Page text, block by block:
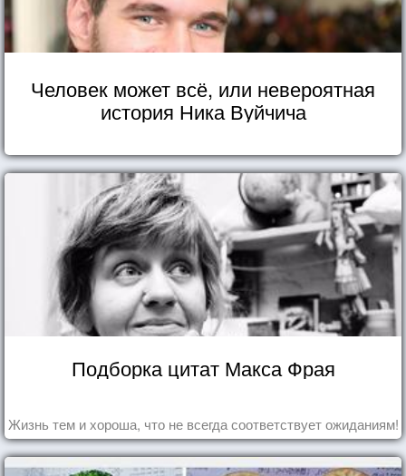
Человек может всё, или невероятная
история Ника Вуйчича
Подборка цитат Макса Фрая
Жизнь тем и хороша, что не всегда соответствует ожиданиям!